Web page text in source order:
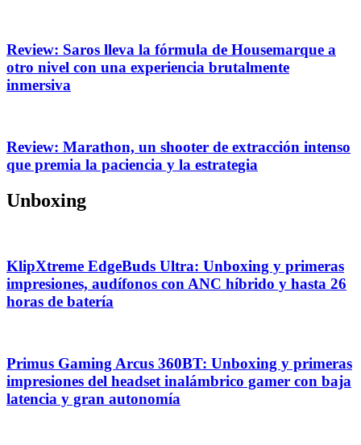
Review: Saros lleva la fórmula de Housemarque a
otro nivel con una experiencia brutalmente
inmersiva
Review: Marathon, un shooter de extracción intenso
que premia la paciencia y la estrategia
Unboxing
KlipXtreme EdgeBuds Ultra: Unboxing y primeras
impresiones, audífonos con ANC híbrido y hasta 26
horas de batería
Primus Gaming Arcus 360BT: Unboxing y primeras
impresiones del headset inalámbrico gamer con baja
latencia y gran autonomía